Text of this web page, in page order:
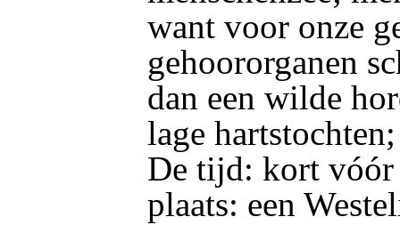
want voor onze
gehoororganen
dan een wilde
lage
De tijd: kort vóór
plaats: een